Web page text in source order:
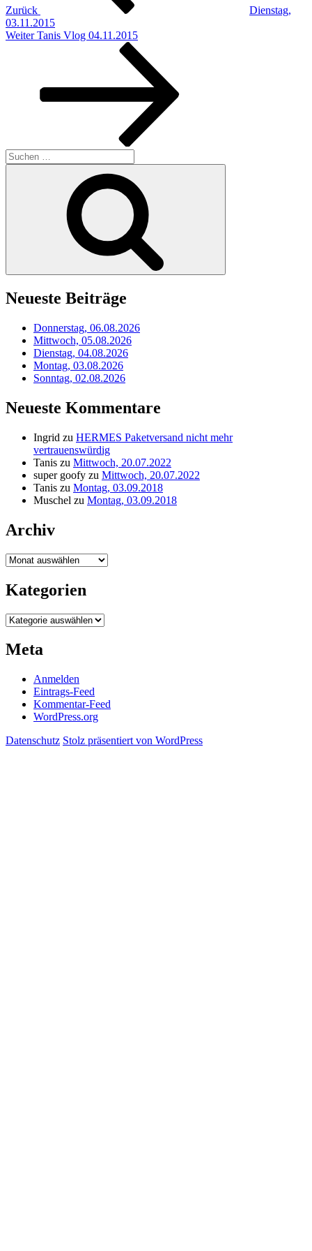
Zurück
Dienstag,
03.11.2015
Nächster
Weiter Tanis Vlog 04.11.2015
Suchen
nach:
Neueste Beiträge
Donnerstag, 06.08.2026
Mittwoch, 05.08.2026
Dienstag, 04.08.2026
Montag, 03.08.2026
Sonntag, 02.08.2026
Neueste Kommentare
Ingrid zu HERMES Paketversand nicht mehr
vertrauenswürdig
Tanis zu Mittwoch, 20.07.2022
super goofy zu Mittwoch, 20.07.2022
Tanis zu Montag, 03.09.2018
Muschel zu Montag, 03.09.2018
Archiv
Archiv
Kategorien
Kategorien
Meta
Anmelden
Eintrags-Feed
Kommentar-Feed
WordPress.org
Datenschutz Stolz präsentiert von WordPress